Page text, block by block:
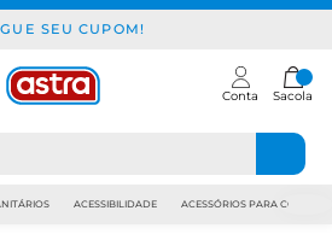
SEU CUPOM!
Conta Sacola
ACESSIBILIDADE ACESSÓRIOS PARA